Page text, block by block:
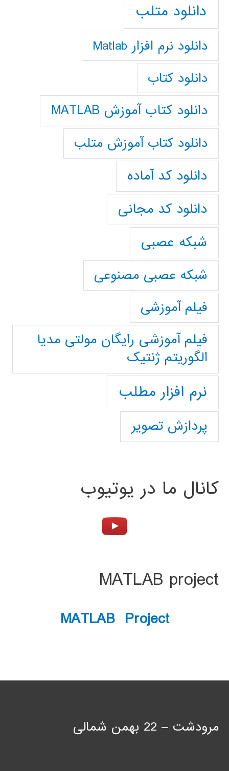
دانلود متلب
دانلود نرم افزار Matlab
دانلود کتاب
دانلود کتاب آموزش MATLAB
دانلود کتاب آموزش متلب
دانلود کد آماده
دانلود کد مجانی
شبکه عصبی
شبکه عصبی مصنوعی
فیلم آموزشی
فیلم آموزشی رایگان مولتی مدیا
الگوریتم ژنتیک
نرم افزار مطلب
پردازش تصویر
کانال ما در یوتیوب
MATLAB project
MATLAB Project
مرودشت – 22 بهمن شمالی